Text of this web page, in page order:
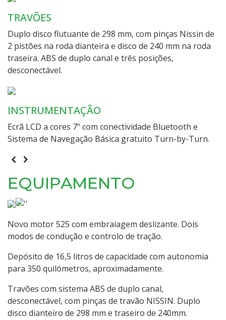
TRAVÕES
Duplo disco flutuante de 298 mm, com pinças Nissin de
2 pistões na roda dianteira e disco de 240 mm na roda
traseira. ABS de duplo canal e três posições,
desconectável.
INSTRUMENTAÇÃO
Ecrã LCD a cores 7" com conectividade Bluetooth e
Sistema de Navegação Básica gratuito Turn-by-Turn.
EQUIPAMENTO
Novo motor 525 com embraiagem deslizante. Dois
modos de condução e controlo de tração.
Depósito de 16,5 litros de capacidade com autonomia
para 350 quilómetros, aproximadamente.
Travões com sistema ABS de duplo canal,
desconectável, com pinças de travão NISSIN. Duplo
disco dianteiro de 298 mm e traseiro de 240mm.